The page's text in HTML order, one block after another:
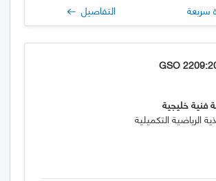
سريعة التفاصيل
GSO
فنية خليجية
الرياضية التكميلية